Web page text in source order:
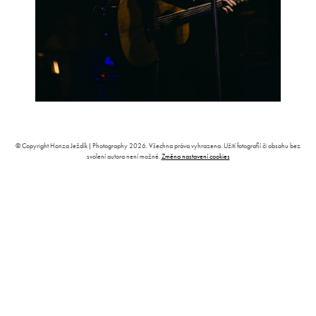
© Copyright Honza Ježdík | Photography 2026. Všechna práva vyhrazena. Užití fotografií či obsahu bez
svolení autora není možné.Změna nastavení cookies